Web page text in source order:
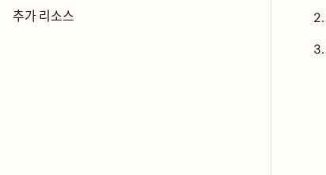
추가 리소스